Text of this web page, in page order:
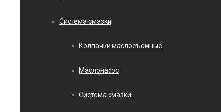
Система смазки
Колпачки маслосъемные
Маслонасос
Система смазки